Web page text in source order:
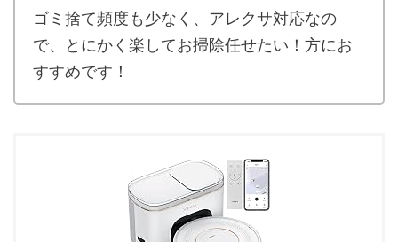
ゴミ捨て頻度も少なく、アレクサ対応なの
で、とにかく楽してお掃除任せたい！方にお
すすめです！